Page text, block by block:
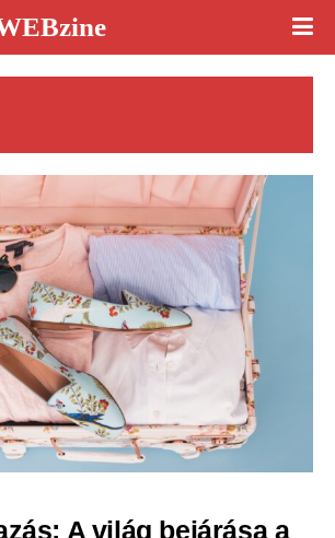
A világ bejárása a